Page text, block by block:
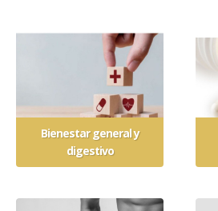
Bienestar general y
digestivo